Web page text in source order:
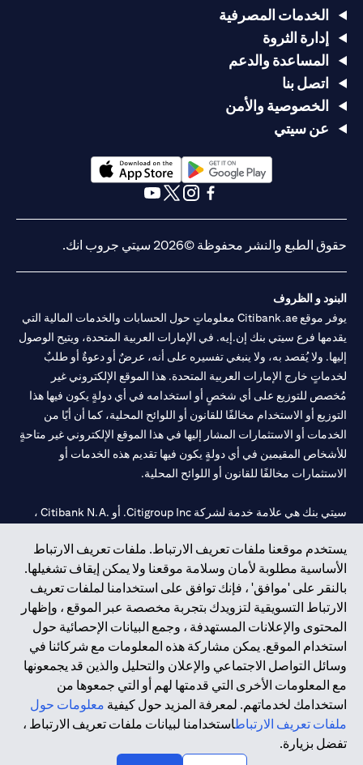
يستخدم موقعنا ملفات تعريف الارتباط. ملفات تعريف الارتباط
الأساسية مطلوبة لأمان وسلامة موقعنا ولا يمكن إيقاف تشغيلها.
بالنقر على 'موافق' ، فإنك توافق على استخدامنا لملفات تعريف
الارتباط التسويقية لتزويدك بتجربة مخصصة عبر الموقع ، وإظهار
المحتوى والإعلانات المستهدفة ، وجمع البيانات الإحصائية حول
استخدام الموقع. يمكن مشاركة هذه المعلومات مع شركائنا في
وسائل التواصل الاجتماعي والإعلان والتحليل والذين قد يجمعونها
مع المعلومات الأخرى التي قدمتها لهم أو التي جمعوها من
استخدامك لخدماتهم. لمعرفة المزيد حول كيفية معلومات حول
ملفات تعريف الارتباطاستخدامنا لبيانات ملفات تعريف الارتباط ،
تفضل بزيارة.
الخدمات المصرفية
إدارة الثروة
المساعدة والدعم
اتصل بنا
الخصوصية والأمن
عن سيتي
opens in a new tab
opens in a new tab
حقوق الطبع والنشر محفوظة ©2026 سيتي جروب انك.
البنود و الظروف
يوفر موقع Citibank.ae معلوماتٍ حول الحسابات والخدمات المالية التي
يقدمها فرع سيتي بنك إن.إيه. في الإمارات العربية المتحدة، ويتيح الوصول
إليها. ولا يُقصد به، ولا ينبغي تفسيره على أنه، عرضٌ أو دعوةٌ أو طلبٌ
لخدماتٍ خارج الإمارات العربية المتحدة. هذا الموقع الإلكتروني غير
مُخصص للتوزيع على أي شخصٍ أو استخدامه في أي دولةٍ يكون فيها هذا
التوزيع أو الاستخدام مخالفًا للقانون أو اللوائح المحلية، كما أن أيًا من
الخدمات أو الاستثمارات المشار إليها في هذا الموقع الإلكتروني غير متاحةٍ
للأشخاص المقيمين في أي دولةٍ يكون فيها تقديم هذه الخدمات أو
الاستثمارات مخالفًا للقانون أو اللوائح المحلية.
سيتي بنك هي علامة خدمة لشركة Citigroup Inc. أو .Citibank N.A ،
سيتي بنك إن. إيه. الإمارات مسجل لدى مصرف الإمارات المركزي تحت
أرقام التراخيص 202563 لفرع الوصل في دبي، 531989 لفرع مول
الإمارات في دبي، و CN-1002019 لفرع أبوظبي. هاتف: 4000 311 04.
فرع سيتي بنك إن إيه - الإمارات العربية المتحدة مرخص من مصرف
الإمارات العربية المتحدة المركزي كفرع لبنك أجنبي.
سيتي بنك إن إيه الإمارات العربية المتحدة مرخص من هيئة الأوراق المالية
والسلع في الإمارات العربية المتحدة ("SCA") للقيام بالنشاط المالي لـ أ)
الاستشارات المالية والتعريف والترويج بموجب ترخيص رقم
20200000097 ب) وسيط تداول في الأسواق الدولية بموجب ترخيص